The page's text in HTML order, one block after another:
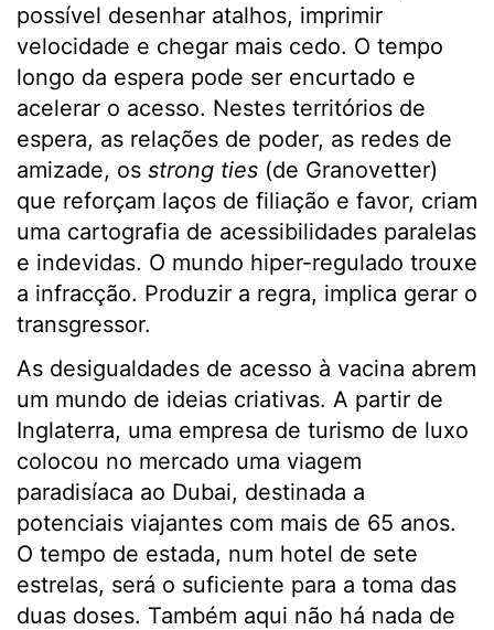
possível desenhar atalhos, imprimir
velocidade e chegar mais cedo. O tempo
longo da espera pode ser encurtado e
acelerar o acesso. Nestes territórios de
espera, as relações de poder, as redes de
amizade, os strong ties (de Granovetter)
que reforçam laços de filiação e favor, criam
uma cartografia de acessibilidades paralelas
e indevidas. O mundo hiper-regulado trouxe
a infracção. Produzir a regra, implica gerar o
transgressor.
As desigualdades de acesso à vacina abrem
um mundo de ideias criativas. A partir de
Inglaterra, uma empresa de turismo de luxo
colocou no mercado uma viagem
paradisíaca ao Dubai, destinada a
potenciais viajantes com mais de 65 anos.
O tempo de estada, num hotel de sete
estrelas, será o suficiente para a toma das
duas doses. Também aqui não há nada de